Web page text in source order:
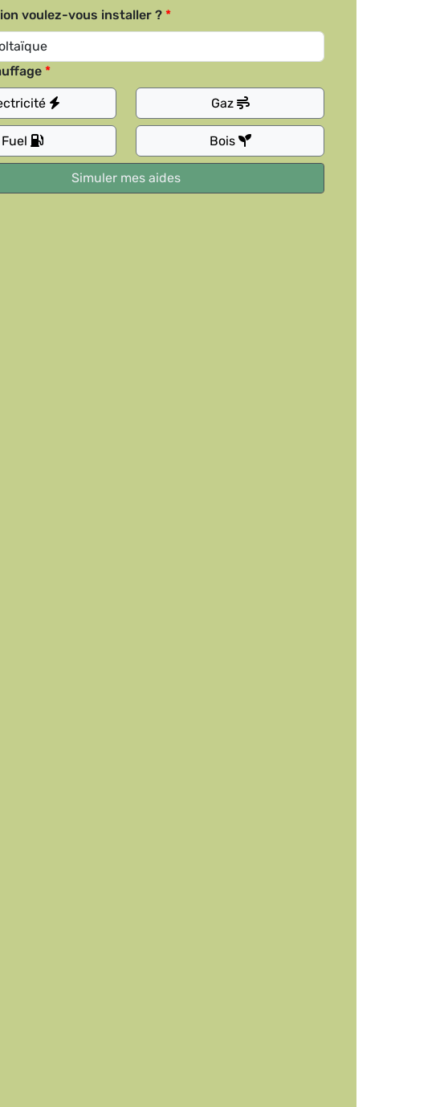
voulez-vous installer ?
Gaz
Fuel Bois